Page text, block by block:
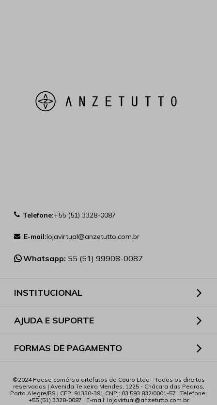
Telefone:+55 (51) 3328-0087
E-mail:lojavirtual@anzetutto.com.br
Whatsapp: 55 (51) 99908-0087
INSTITUCIONAL
AJUDA E SUPORTE
FORMAS DE PAGAMENTO
2024 Paese comércio artefatos de Couro Ltda - Todos os direitos
reservados | Avenida Teixeira Mendes, 1225 - Chácara das Pedras,
Porto Alegre/RS | CEP: 91330-391 CNPJ: 03.593.832/0001-57 | Telefone:
+55 (51) 3328-0087 | E-mail: lojavirtual@anzetutto.com.br